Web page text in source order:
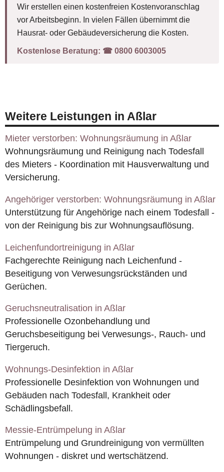
Wir erstellen einen kostenfreien Kostenvoranschlag
vor Arbeitsbeginn. In vielen Fällen übernimmt die
Hausrat- oder Gebäudeversicherung die Kosten.
Kostenlose Beratung: ☎︎ 0800 6003005
Weitere Leistungen in Aßlar
Mieter verstorben: Wohnungsräumung in Aßlar
Wohnungsräumung und Reinigung nach Todesfall
des Mieters - Koordination mit Hausverwaltung und
Versicherung.
Angehöriger verstorben: Wohnungsräumung in Aßlar
Unterstützung für Angehörige nach einem Todesfall -
von der Reinigung bis zur Wohnungsauflösung.
Leichenfundortreinigung in Aßlar
Fachgerechte Reinigung nach Leichenfund -
Beseitigung von Verwesungsrückständen und
Gerüchen.
Geruchsneutralisation in Aßlar
Professionelle Ozonbehandlung und
Geruchsbeseitigung bei Verwesungs-, Rauch- und
Tiergeruch.
Wohnungs-Desinfektion in Aßlar
Professionelle Desinfektion von Wohnungen und
Gebäuden nach Todesfall, Krankheit oder
Schädlingsbefall.
Messie-Entrümpelung in Aßlar
Entrümpelung und Grundreinigung von vermüllten
Wohnungen - diskret und wertschätzend.